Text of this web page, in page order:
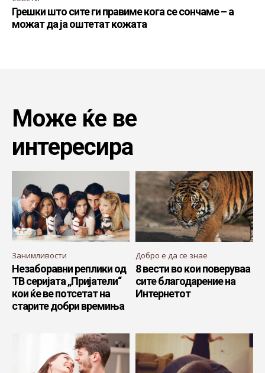
Грешки што сите ги правиме кога се сончаме – а
можат да ја оштетат кожата
Може ќе ве
интересира
Занимливости
Незаборавни реплики од
ТВ серијата „Пријатели“
кои ќе ве потсетат на
старите добри времиња
Добро е да се знае
8 вести во кои поверуваа
сите благодарение на
Интернетот